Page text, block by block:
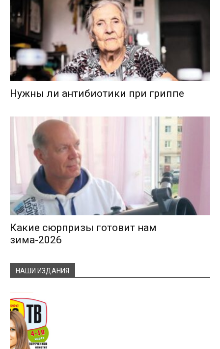
Нужны ли антибиотики при гриппе
Какие сюрпризы готовит нам
зима-2026
НАШИ ИЗДАНИЯ